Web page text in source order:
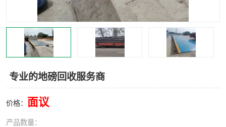
专业的地磅回收服务商
价格： 面议
产品数量：
撕碎机 木材撕碎机
塑料撕碎机 金属撕碎机